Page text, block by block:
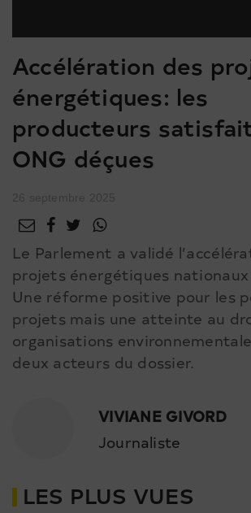
Accélération des
énergétiques: les
producteurs
ONG déçues
Le Parlement a validé
projets énergétiques
Une réforme positive pour les
projets mais une atteinte au
organisations
deux acteurs du dossier.
VIVIANE GIVORD
Journaliste
LES PLUS VUES